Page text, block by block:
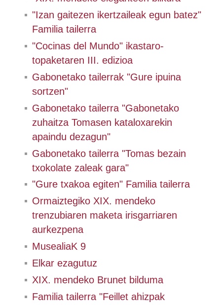
"Izan gaitezen ikertzaileak egun batez"
Familia tailerra
"Cocinas del Mundo" ikastaro-
topaketaren III. edizioa
Gabonetako tailerrak "Gure ipuina
sortzen"
Gabonetako tailerra "Gabonetako
zuhaitza Tomasen kataloxarekin
apaindu dezagun"
Gabonetako tailerra "Tomas bezain
txokolate zaleak gara"
"Gure txakoa egiten" Familia tailerra
Ormaiztegiko XIX. mendeko
trenzubiaren maketa irisgarriaren
aurkezpena
MusealiaK 9
Elkar ezagutuz
XIX. mendeko Brunet bilduma
Familia tailerra "Feillet ahizpak